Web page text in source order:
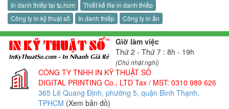
In danh thiếp tại tp.hcm
Thiết kế file in danh thiếp
Công ty in kỹ thuật số
In danh thiếp Công ty in ấn
Giờ làm việc
Thứ 2 - Thứ 7 : 8h - 19h
(Chủ nhật nghỉ)
CÔNG TY TNHH IN KỸ THUẬT SỐ
DIGITAL PRINTING Co., LTD Tax / MST: 0310 989 626
365 Lê Quang Định, phường 5, quận Bình Thạnh,
TPHCM (Xem bản đồ)